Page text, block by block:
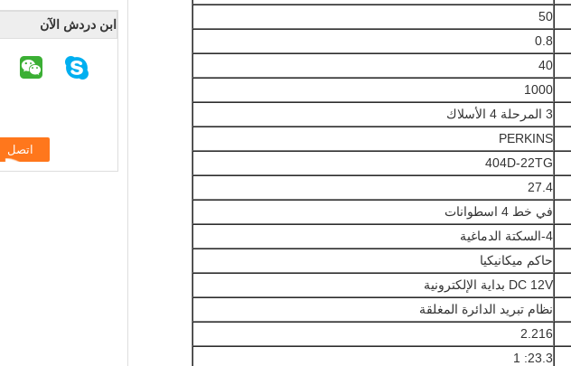
ابن دردش الآن
50
0.8
40
1000
3 المرحلة 4 الأسلاك
PERKINS
404D-22TG
27.4
في خط 4 اسطوانات
4-السكتة الدماغية
حاكم ميكانيكيا
DC 12V بداية الإلكترونية
نظام تبريد الدائرة المغلقة
2.216
23.3: 1